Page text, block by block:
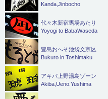
Kanda,Jinbocho
代々木新宿馬場あたり
Yoyogi to BabaWaseda
豊島おへそ池袋文京区
Bukuro in Toshimaku
アキバ上野湯島ゾーン
Akiba,Ueno.Yushima